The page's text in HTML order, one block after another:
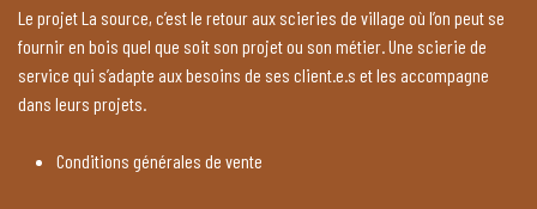
Le projet La source, c’est le retour aux scieries de village où l’on peut se
fournir en bois quel que soit son projet ou son métier. Une scierie de
service qui s’adapte aux besoins de ses client.e.s et les accompagne
dans leurs projets.
Conditions générales de vente